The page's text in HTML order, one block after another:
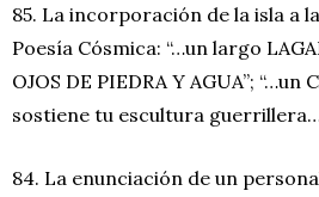
85. La incorporación de la isla a
Poesía Cósmica: “…un largo
OJOS DE PIEDRA Y AGUA”;
sostiene tu escultura
84. La enunciación de un